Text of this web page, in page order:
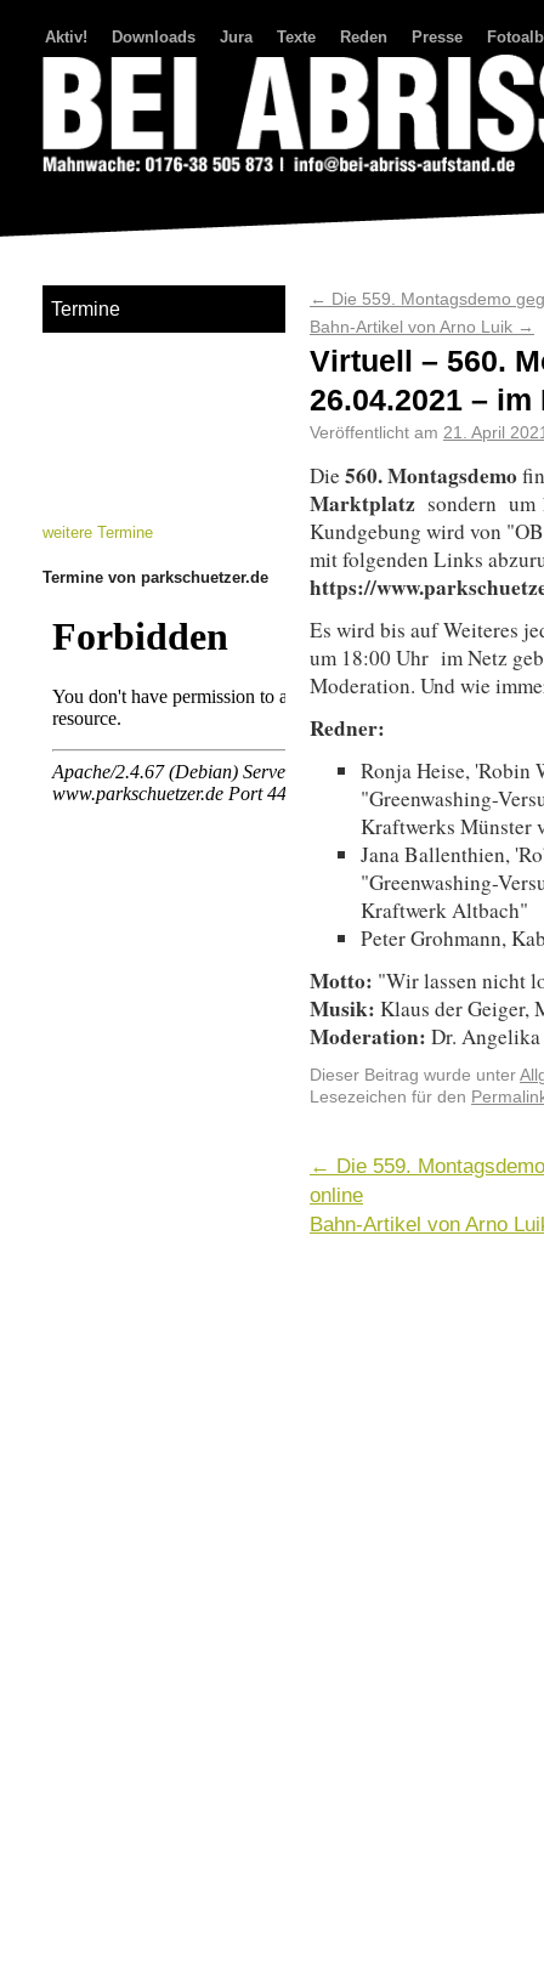
Aktiv! Downloads Jura Texte Reden Presse
← Die 559. Montagsdemo
Bahn-Artikel von Arno Luik →
Virtuell – 560.
26.04.2021 – im
Veröffentlicht am 21. April
Die 560. Montagsdemo
Marktplatz sondern um
Kundgebung wird von
mit folgenden Links
https://
Es wird bis auf Weiteres
um 18:00 Uhr im Netz
Moderation. Und wie
Redner:
Ronja Heise, 'Robin
"Greenwashing-
Kraftwerks Münster
Jana Ballenthien,
"Greenwashing-
Kraftwerk Altbach"
Peter Grohmann,
Motto: "Wir lassen nicht
Musik: Klaus der Geiger,
Moderation: Dr.
Dieser Beitrag wurde unter
Lesezeichen für den
← Die 559.
online
Bahn-Artikel von Arno
Termine
weitere Termine
Termine von parkschuetzer.de